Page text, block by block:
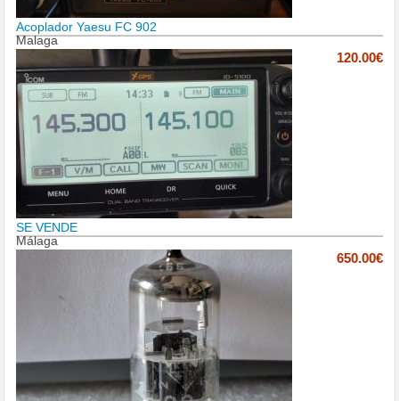
Acoplador Yaesu FC 902
Malaga
120.00€
SE VENDE
Málaga
650.00€